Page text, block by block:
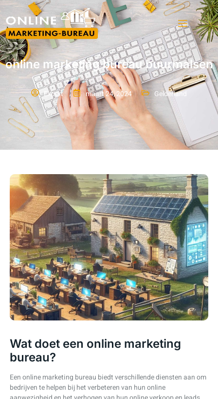
online marketing bureau buurmalsen
Expert maart 24, 2024 Gelderland
Wat doet een online marketing
bureau?
Een online marketing bureau biedt verschillende diensten aan om
bedrijven te helpen bij het verbeteren van hun online